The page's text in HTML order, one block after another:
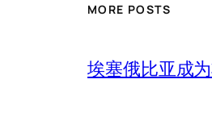
MORE POSTS
埃塞俄比亚成